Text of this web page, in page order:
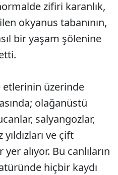
zifiri karanlık,
okyanus tabanının,
bir yaşam şölenine
üzerinde
olağanüstü
salyangozlar,
ve çift
alıyor. Bu canlıların
hiçbir kaydı